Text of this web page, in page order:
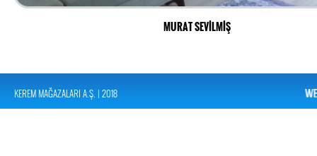
MURAT SEVİLMİŞ
KEREM MAĞAZALARI A.Ş. | 2018